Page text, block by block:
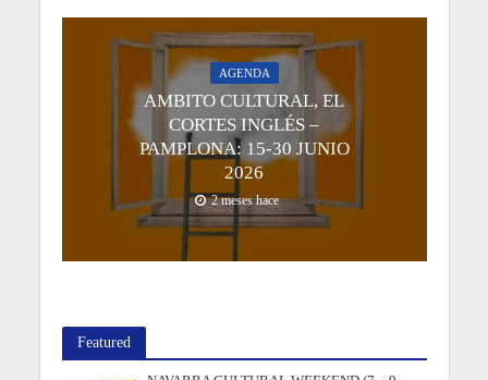
AGENDA
AMBITO CULTURAL, EL
CORTES INGLÉS –
PAMPLONA: 15-30 JUNIO
2026
2 meses hace
Featured